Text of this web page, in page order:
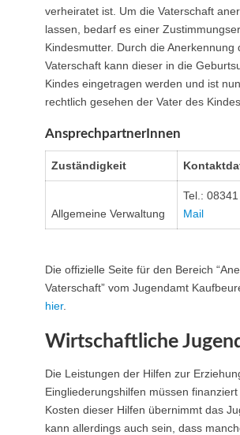
verheiratet ist. Um die Vaterschaft
lassen, bedarf es einer
Kindesmutter. Durch die Anerkennung
Vaterschaft kann dieser in die
Kindes eingetragen werden und ist
rechtlich gesehen der Vater des Kindes.
AnsprechpartnerInnen
Zuständigkeit
Allgemeine Verwaltung
Tel.:
Mail
Die offizielle Seite für den Bereich
Vaterschaft” vom Jugendamt
hier.
Wirtschaftliche
Die Leistungen der Hilfen zur
Eingliederungshilfen müssen
Kosten dieser Hilfen übernimmt das
kann allerdings auch sein, dass